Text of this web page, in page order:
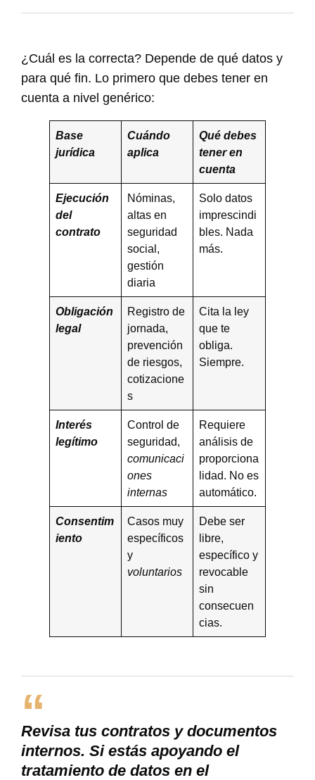
¿Cuál es la correcta? Depende de qué datos y
para qué fin. Lo primero que debes tener en
cuenta a nivel genérico:
Base
jurídica
Cuándo
aplica
Qué debes
tener en
cuenta
Ejecución
del
contrato
Nóminas,
altas en
seguridad
social,
gestión
diaria
Solo datos
imprescindi
bles. Nada
más.
Obligación
legal
Registro de
jornada,
prevención
de riesgos,
cotizacione
s
Cita la ley
que te
obliga.
Siempre.
Interés
legítimo
Control de
seguridad,
comunicaci
ones
internas
Requiere
análisis de
proporciona
lidad. No es
automático.
Consentim
iento
Casos muy
específicos
y
voluntarios
Debe ser
libre,
específico y
revocable
sin
consecuen
cias.
Revisa tus contratos y documentos
internos. Si estás apoyando el
tratamiento de datos en el